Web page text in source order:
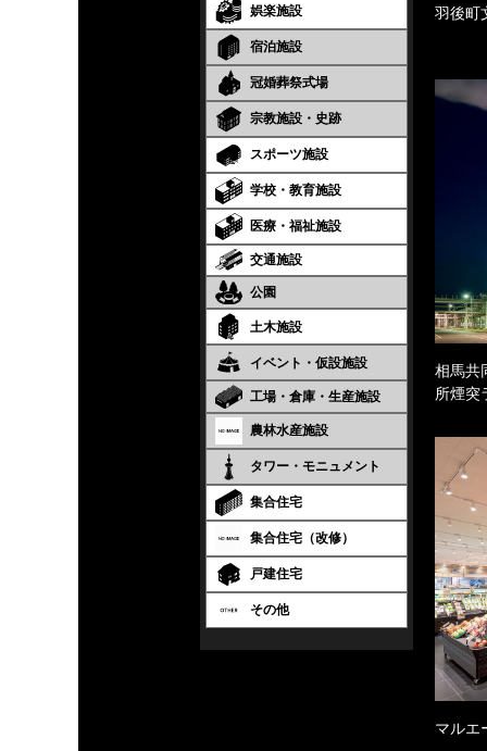
娯楽施設
宿泊施設
冠婚葬祭式場
宗教施設・史跡
スポーツ施設
学校・教育施設
医療・福祉施設
交通施設
公園
土木施設
イベント・仮設施設
工場・倉庫・生産施設
農林水産施設
タワー・モニュメント
集合住宅
集合住宅（改修）
戸建住宅
その他
羽後
相馬共
所煙突
マルエ